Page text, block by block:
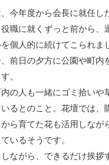
今年度から会長に就任し
職に就くずっと前から、
個人的に続けてこられま
前日の夕方に公園や町内
。
の人も一緒にゴミ拾いや
るとのこと。花壇では、
ら育てた花も活用しなが
いるそうです。
ながら、できるだけ挨拶